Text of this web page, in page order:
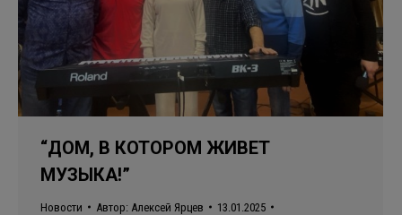
“ДОМ, В КОТОРОМ ЖИВЕТ
МУЗЫКА!”
Новости Автор: Алексей Ярцев
13.01.2025